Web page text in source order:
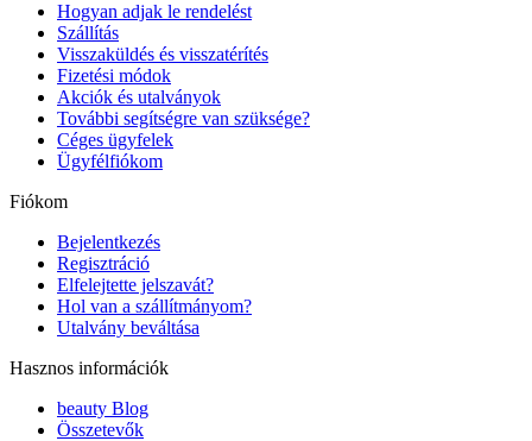
Hogyan adjak le rendelést
Szállítás
Visszaküldés és visszatérítés
Fizetési módok
Akciók és utalványok
További segítségre van szüksége?
Céges ügyfelek
Ügyfélfiókom
Fiókom
Bejelentkezés
Regisztráció
Elfelejtette jelszavát?
Hol van a szállítmányom?
Utalvány beváltása
Hasznos információk
beauty Blog
Összetevők